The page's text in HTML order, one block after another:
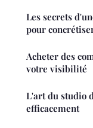
Les secrets
pour
Acheter des
votre visibilité
L'art du studio
efficacement